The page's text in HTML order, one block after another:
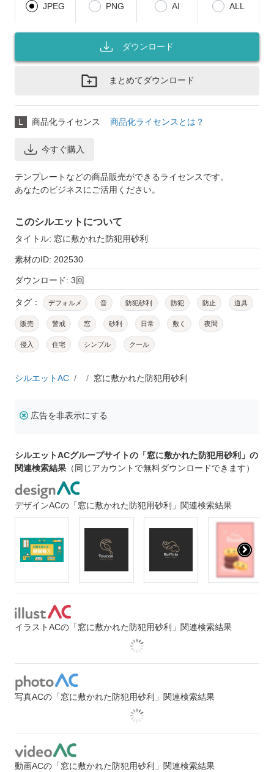
JPEG PNG AI ALL
ダウンロード
まとめてダウンロード
L 商品化ライセンス 商品化ライセンスとは？
今すぐ購入
テンプレートなどの商品販売ができるライセンスです。
あなたのビジネスにご活用ください。
このシルエットについて
タイトル: 窓に敷かれた防犯用砂利
素材のID: 202530
ダウンロード: 3回
タグ： デフォルメ 音 防犯砂利 防犯 防止 道具
販売 警戒 窓 砂利 日常 敷く 夜間
侵入 住宅 シンプル クール
シルエットAC 窓に敷かれた防犯用砂利
広告を非表示にする
シルエットACグループサイトの「窓に敷かれた防犯用砂利」の
関連検索結果 （同じアカウントで無料ダウンロードできます）
デザインACの「窓に敷かれた防犯用砂利」関連検索結果
イラストACの「窓に敷かれた防犯用砂利」関連検索結果
写真ACの「窓に敷かれた防犯用砂利」関連検索結果
動画ACの「窓に敷かれた防犯用砂利」関連検索結果